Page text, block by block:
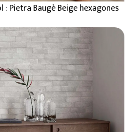
: Pietra Baugè Beige hexagones